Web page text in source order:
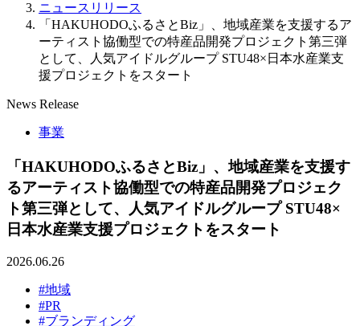
ニュースリリース
「HAKUHODOふるさとBiz」、地域産業を支援するア
ーティスト協働型での特産品開発プロジェクト第三弾
として、人気アイドルグループ STU48×日本水産業支
援プロジェクトをスタート
News Release
事業
「HAKUHODOふるさとBiz」、地域産業を支援す
るアーティスト協働型での特産品開発プロジェク
ト第三弾として、人気アイドルグループ STU48×
日本水産業支援プロジェクトをスタート
2026.06.26
#地域
#PR
#ブランディング